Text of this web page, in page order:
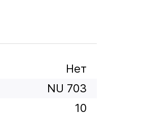
Нет
NU 703
10